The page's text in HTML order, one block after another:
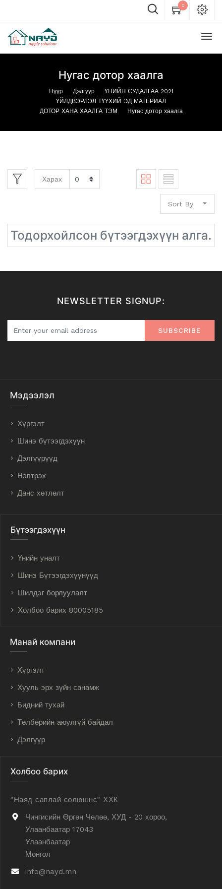
0
Нугас дотор хаалга
Нүүр Дэлгүүр
ҮНИЙН СУДАЛГАА 2021
ҮЙЛДВЭРЛЭЛ ТҮҮХИЙ ЭД МАТЕРИАЛ
ДОТОР ХАНА ХААЛГА ТЭМ
Нугас дотор хаалга
Харах
Sort By
Тодорхойлсон бүтээгдэхүүн алга.
NEWSLETTER SIGNUP:
SUBSCRIBE
Мэдээлэл
Хүргэлт
Шинэ бүтээгдэхүүн
Дэлгүүрүүд
Нэвтрэх
Данс хөтлөлт
Бүтээгдэхүүн
Үнийн уналт
Шинэ Бүтээгдэхүүнүүд
Шилдэг борлуулалт
Холбоо барих 80005185
Манай компани
Хүргэлт
Хууль эрх зүйн санамж
Бидний тухай
Төлбөрийн аюулгүй байдал
Дэлгүүр
Холбоо барих
"Наяд саплай солюшнс" ХХК
Чингисийн Өргөн Чөлөө, ХУД - 20 хороо,
Улаанбаатар 17043
Улаанбаатар
Монгол
info@nayd.mn